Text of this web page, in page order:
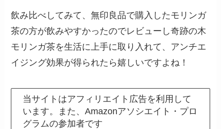
飲み比べしてみて、無印良品で購入したモリンガ
茶の方が飲みやすかったのでレビューし奇跡の木
モリンガ茶を生活に上手に取り入れて、アンチエ
イジング効果が得られたら嬉しいですよね！
当サイトはアフィリエイト広告を利用して
います。また、Amazonアソシエイト・プロ
グラムの参加者です